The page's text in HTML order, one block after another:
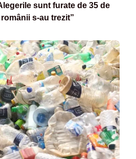
sunt furate de 35 de
s-au trezit”